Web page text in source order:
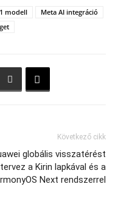
modell
Meta AI integráció
Következő cikk
globális visszatérést
tervez a Kirin lapkával és a
Next rendszerrel